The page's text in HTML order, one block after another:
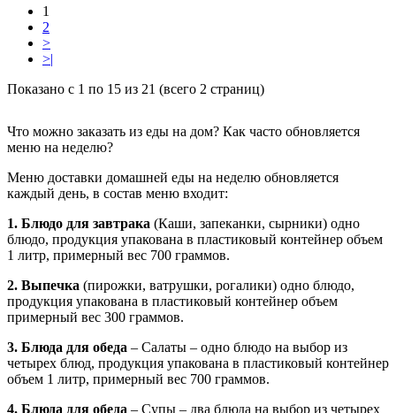
1
2
>
>|
Показано с 1 по 15 из 21 (всего 2 страниц)
Что можно заказать из еды на дом? Как часто обновляется
меню на неделю?
Меню доставки домашней еды на неделю обновляется
каждый день, в состав меню входит:
1. Блюдо для завтрака (Каши, запеканки, сырники) одно
блюдо, продукция упакована в пластиковый контейнер объем
1 литр, примерный вес 700 граммов.
2. Выпечка (пирожки, ватрушки, рогалики) одно блюдо,
продукция упакована в пластиковый контейнер объем
примерный вес 300 граммов.
3. Блюда для обеда – Салаты – одно блюдо на выбор из
четырех блюд, продукция упакована в пластиковый контейнер
объем 1 литр, примерный вес 700 граммов.
4. Блюда для обеда – Супы – два блюда на выбор из четырех